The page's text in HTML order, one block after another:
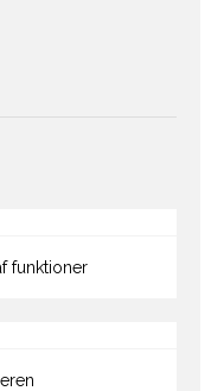
funktioner